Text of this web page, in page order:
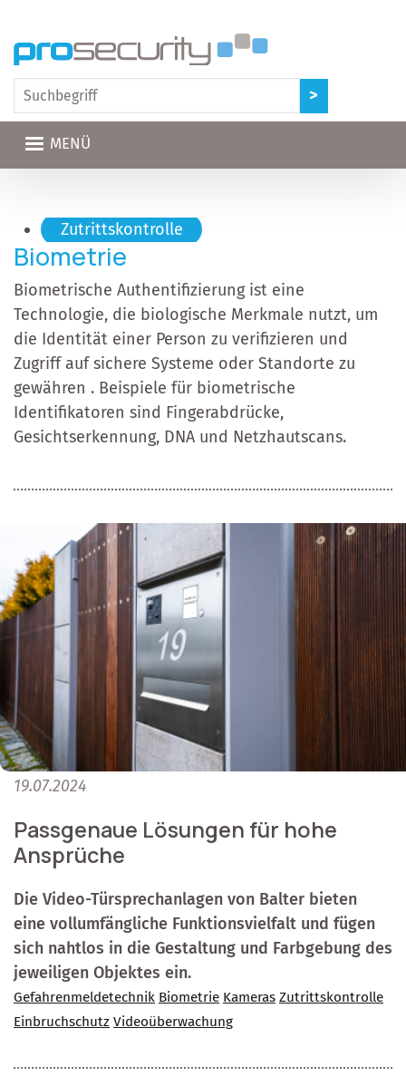
MENÜ
Hauptnavigation
Zutrittskontrolle
Biometrie
Biometrische Authentifizierung ist eine
Technologie, die biologische Merkmale nutzt, um
die Identität einer Person zu verifizieren und
Zugriff auf sichere Systeme oder Standorte zu
gewähren . Beispiele für biometrische
Identifikatoren sind Fingerabdrücke,
Gesichtserkennung, DNA und Netzhautscans.
19.07.2024
Passgenaue Lösungen für hohe
Ansprüche
Die Video-Türsprechanlagen von Balter bieten
eine vollumfängliche Funktionsvielfalt und fügen
sich nahtlos in die Gestaltung und Farbgebung des
jeweiligen Objektes ein.
Gefahrenmeldetechnik Biometrie Kameras Zutrittskontrolle
Einbruchschutz Videoüberwachung